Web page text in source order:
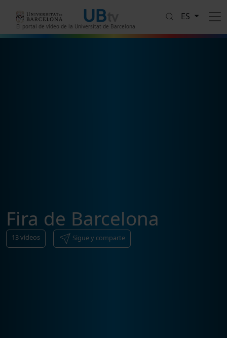
El portal de vídeo de la Universitat de Barcelona
ES
Fira de Barcelona
13vídeos Sigue y comparte